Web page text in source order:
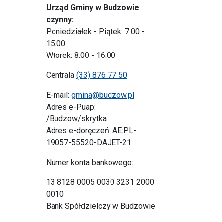
Urząd Gminy w Budzowie
czynny:
Poniedziałek - Piątek: 7.00 -
15.00
Wtorek: 8.00 - 16.00
Centrala (33) 876 77 50
E-mail: gmina@budzow.pl
Adres e-Puap:
/Budzow/skrytka
Adres e-doręczeń: AE:PL-
19057-55520-DAJET-21
Numer konta bankowego:
13 8128 0005 0030 3231 2000
0010
Bank Spółdzielczy w Budzowie